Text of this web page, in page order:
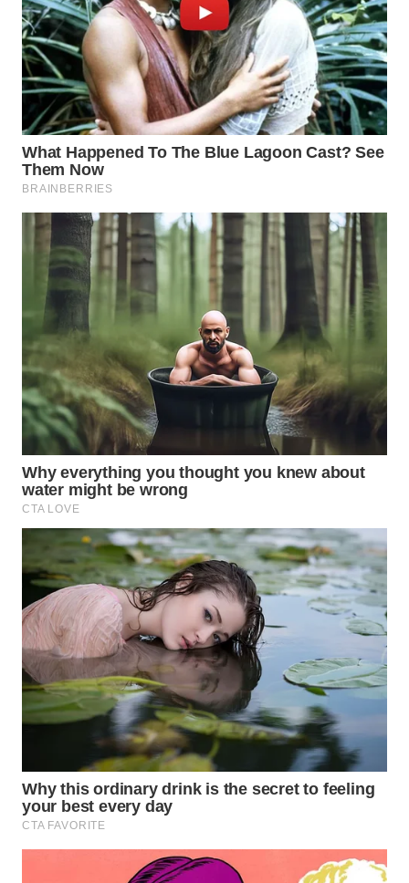
BEKASI
WN
BOGOR
WN
DEPOK
WN
TAPANULI
UTARA
WN
SAMOSIR
WN
PADANG
LAWAS
WN
SUMEDANG
WN
WN
KEPULAUAN
SERIBU
WN
TANGERANG
WN
WN
CIREBON